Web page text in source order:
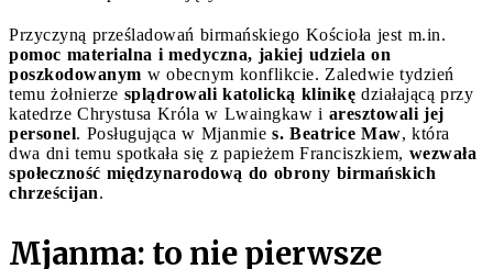
Przyczyną prześladowań birmańskiego Kościoła jest m.in.
pomoc materialna i medyczna, jakiej udziela on
poszkodowanym w obecnym konflikcie. Zaledwie tydzień
temu żołnierze splądrowali katolicką klinikę działającą przy
katedrze Chrystusa Króla w Lwaingkaw i aresztowali jej
personel. Posługująca w Mjanmie s. Beatrice Maw, która
dwa dni temu spotkała się z papieżem Franciszkiem, wezwała
społeczność międzynarodową do obrony birmańskich
chrześcijan.
Mjanma: to nie pierwsze